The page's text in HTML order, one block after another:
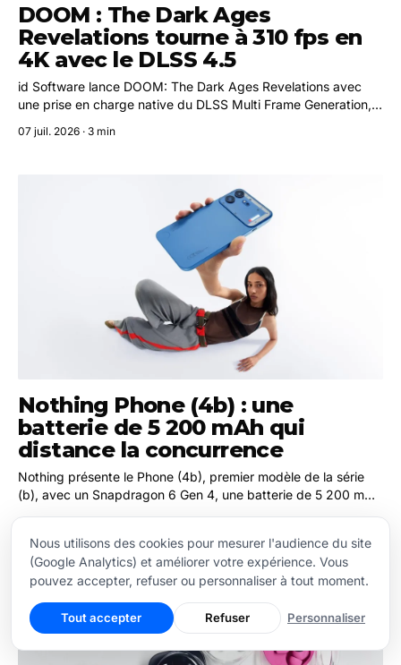
DOOM : The Dark Ages
Revelations tourne à 310 fps en
4K avec le DLSS 4.5
id Software lance DOOM: The Dark Ages Revelations avec
une prise en charge native du DLSS Multi Frame Generation,
bénéficient également de mises à jour RTX cette semaine.
07 juil. 2026 · 3 min
Nothing Phone (4b) : une
batterie de 5 200 mAh qui
distance la concurrence
Nothing présente le Phone (4b), premier modèle de la série
(b), avec un Snapdragon 6 Gen 4, une batterie de 5 200 mAh
07 juil. 2026 · 3 min
Nous utilisons des cookies pour mesurer l'audience du site
(Google Analytics) et améliorer votre expérience. Vous
pouvez accepter, refuser ou personnaliser à tout moment.
Tout accepter Refuser Personnaliser